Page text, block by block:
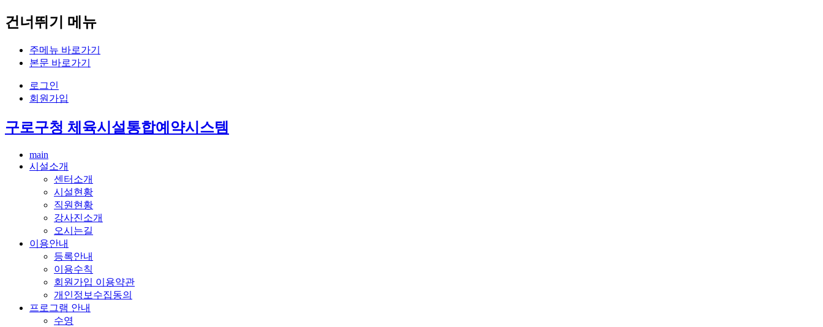
건너뛰기 메뉴
주메뉴 바로가기
본문 바로가기
로그인
회원가입
구로구청 체육시설통합예약시스템
main
시설소개
센터소개
시설현황
직원현황
강사진소개
오시는길
이용안내
등록안내
이용수칙
회원가입 이용약관
개인정보수집동의
프로그램 안내
수영